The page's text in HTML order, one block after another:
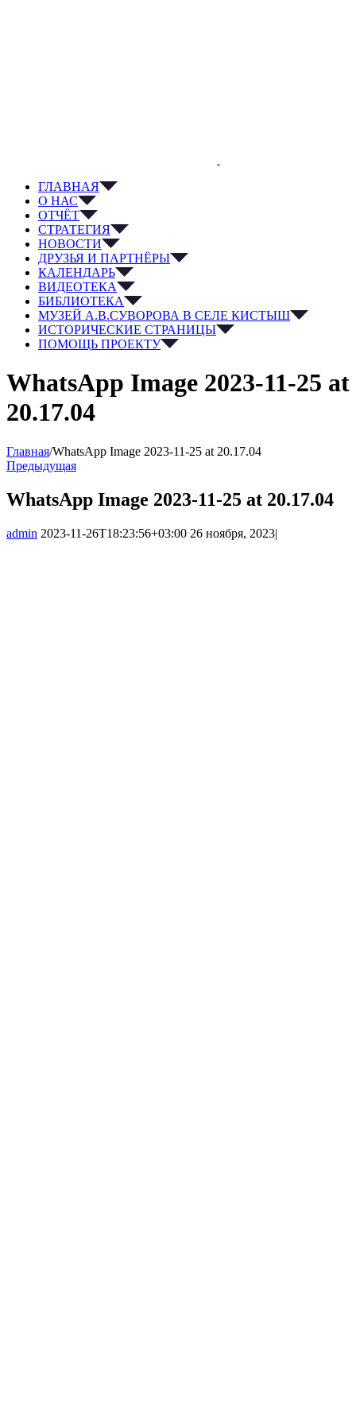
ГЛАВНАЯ
О НАС
ОТЧЁТ
СТРАТЕГИЯ
НОВОСТИ
ДРУЗЬЯ И ПАРТНЁРЫ
КАЛЕНДАРЬ
ВИДЕОТЕКА
БИБЛИОТЕКА
МУЗЕЙ А.В.СУВОРОВА В СЕЛЕ КИСТЫШ
ИСТОРИЧЕСКИЕ СТРАНИЦЫ
ПОМОЩЬ ПРОЕКТУ
WhatsApp Image 2023-11-25 at
20.17.04
Главная/WhatsApp Image 2023-11-25 at 20.17.04
Предыдущая
WhatsApp Image 2023-11-25 at 20.17.04
admin 2023-11-26T18:23:56+03:00 26 ноября, 2023|